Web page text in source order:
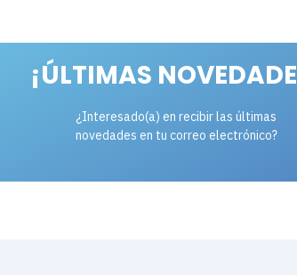
¡ÚLTIMAS
¿Interesado(a) en recibir las últimas
novedades en tu correo electrónico?